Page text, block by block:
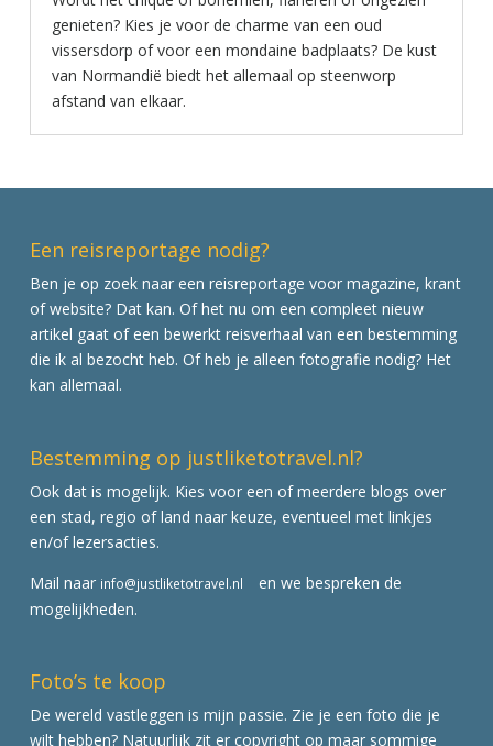
genieten? Kies je voor de charme van een oud
vissersdorp of voor een mondaine badplaats? De kust
van Normandië biedt het allemaal op steenworp
afstand van elkaar.
Een reisreportage nodig?
Ben je op zoek naar een reisreportage voor magazine, krant
of website? Dat kan. Of het nu om een compleet nieuw
artikel gaat of een bewerkt reisverhaal van een bestemming
die ik al bezocht heb. Of heb je alleen fotografie nodig? Het
kan allemaal.
Bestemming op justliketotravel.nl?
Ook dat is mogelijk. Kies voor een of meerdere blogs over
een stad, regio of land naar keuze, eventueel met linkjes
en/of lezersacties.
Mail naar info@justliketotravel.nl
en we bespreken de
mogelijkheden.
Foto’s te koop
De wereld vastleggen is mijn passie. Zie je een foto die je
wilt hebben? Natuurlijk zit er copyright op maar sommige